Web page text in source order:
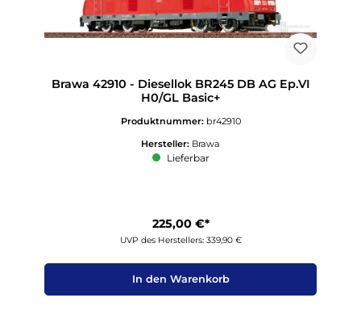
Brawa 42910 - Diesellok BR245 DB AG Ep.VI
H0/GL Basic+
Produktnummer: br42910
Hersteller: Brawa
Lieferbar
225,00 €*
UVP des Herstellers: 339,90 €
In den Warenkorb